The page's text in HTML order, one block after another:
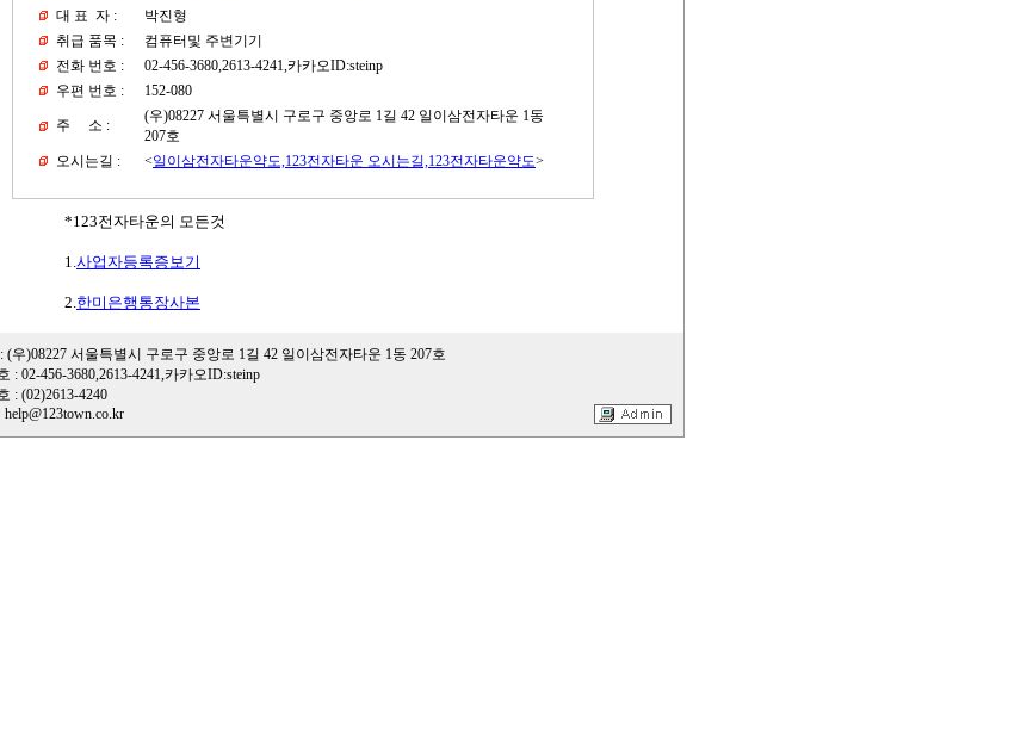
대 표 자 :
박진형
취급 품목 :
컴퓨터및 주변기기
전화 번호 :
02-456-3680,2613-4241,카카오ID:steinp
우편 번호 :
152-080
주 소 :
(우)08227 서울특별시 구로구 중앙로 1길 42 일이삼전자타운 1동
207호
오시는길 :
<일이삼전자타운약도,123전자타운 오시는길,123전자타운약도>
*123전자타운의 모든것
1.사업자등록증보기
2.한미은행통장사본
우)08227 서울특별시 구로구 중앙로 1길 42 일이삼전자타운 1동 207호
: 02-456-3680,2613-4241,카카오ID:steinp
: (02)2613-4240